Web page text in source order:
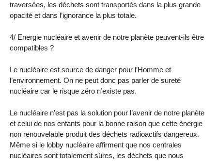
traversées, les déchets sont transportés dans la plus grande
opacité et dans l’ignorance la plus totale.
4/ Energie nucléaire et avenir de notre planète peuvent-ils être
compatibles ?
Le nucléaire est source de danger pour l’Homme et
l’environnement. On ne peut donc pas parler de sureté
nucléaire car le risque zéro n’existe pas.
Le nucléaire n’est pas la solution pour l’avenir de notre planète
et celui de nos enfants pour la bonne raison que cette énergie
non renouvelable produit des déchets radioactifs dangereux.
Même si le lobby nucléaire affirment que nos centrales
nucléaires sont totalement sûres, les déchets que nous